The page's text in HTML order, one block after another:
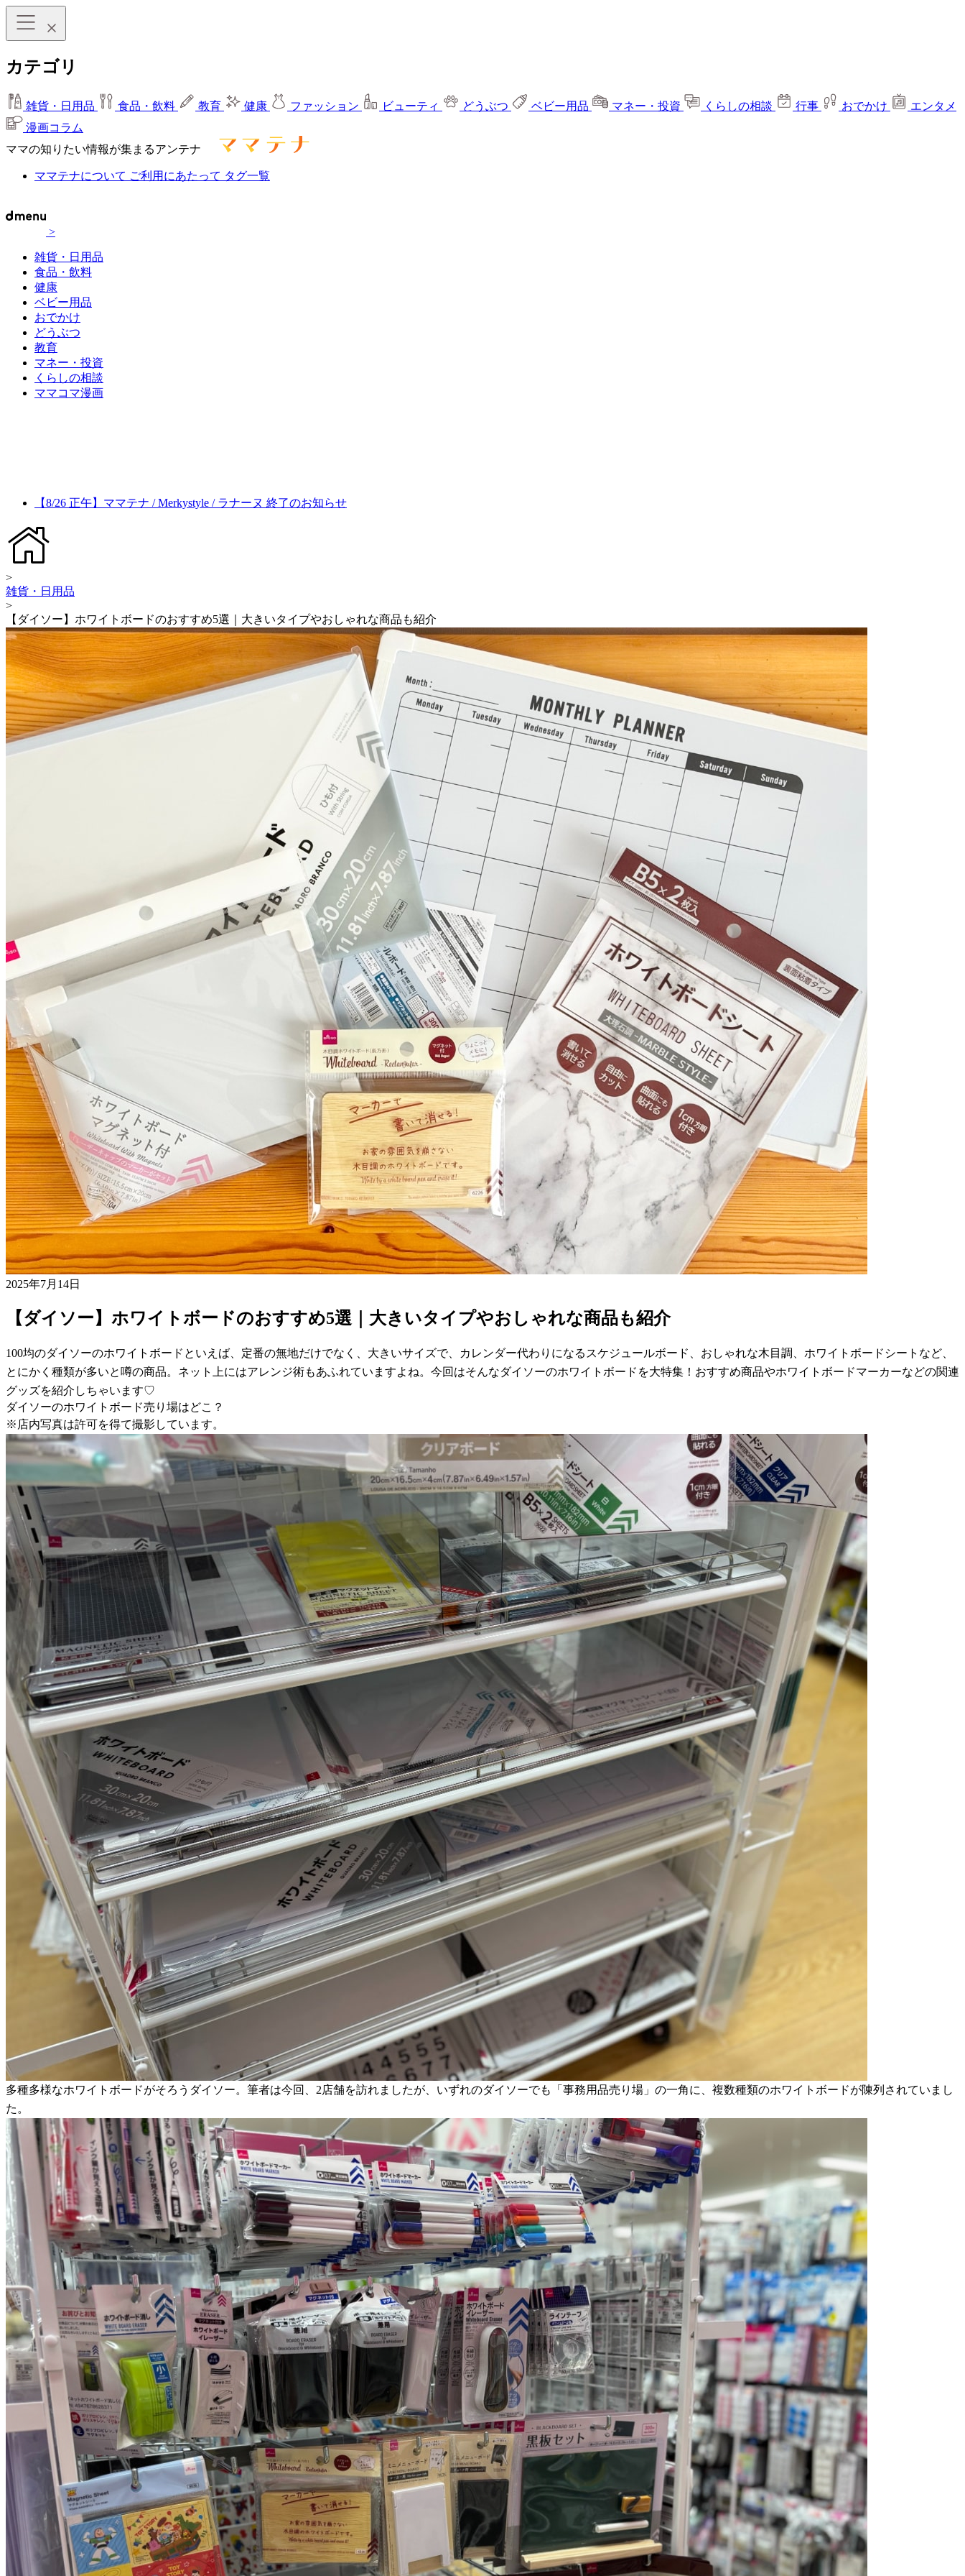
カテゴリ
雑貨・日用品 食品・飲料 教育 健康 ファッション ビューティ どうぶつ ベビー用品 マネー・投資 くらしの相談 行事 おでかけ
エンタメ
漫画コラム
ママの知りたい情報が集まるアンテナ
ママテナについて ご利用にあたって タグ一覧
>
雑貨・日用品
食品・飲料
健康
ベビー用品
おでかけ
どうぶつ
教育
マネー・投資
くらしの相談
ママコマ漫画
【8/26 正午】ママテナ / Merkystyle / ラナーヌ 終了のお知らせ
>
雑貨・日用品
>
【ダイソー】ホワイトボードのおすすめ5選｜大きいタイプやおしゃれな商品も紹介
2025年7月14日
【ダイソー】ホワイトボードのおすすめ5選｜大きいタイプやおしゃれな商品も紹介
100均のダイソーのホワイトボードといえば、定番の無地だけでなく、大きいサイズで、カレンダー代わりになるスケジュールボード、おしゃれな木目調、ホワイトボードシートなど、
とにかく種類が多いと噂の商品。ネット上にはアレンジ術もあふれていますよね。今回はそんなダイソーのホワイトボードを大特集！おすすめ商品やホワイトボードマーカーなどの関連
グッズを紹介しちゃいます♡
ダイソーのホワイトボード売り場はどこ？
※店内写真は許可を得て撮影しています。
多種多様なホワイトボードがそろうダイソー。筆者は今回、2店舗を訪れましたが、いずれのダイソーでも「事務用品売り場」の一角に、複数種類のホワイトボードが陳列されていまし
た。